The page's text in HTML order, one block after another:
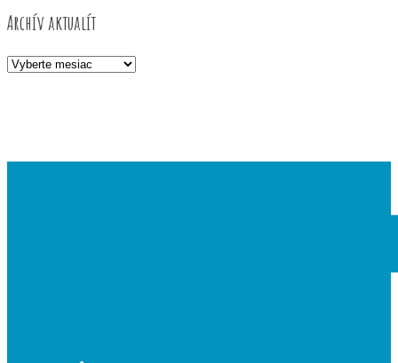
Archív aktualít
Archív